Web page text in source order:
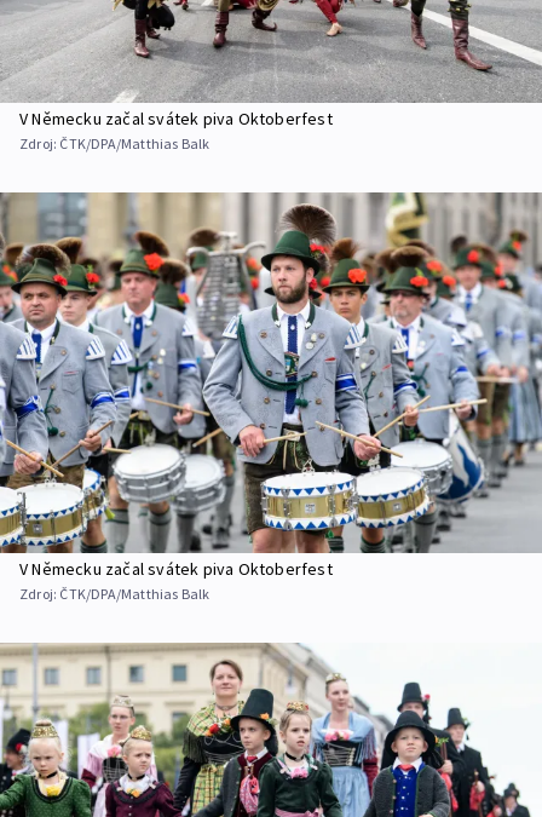
V Německu začal svátek piva Oktoberfest
Zdroj: ČTK/DPA/Matthias Balk
V Německu začal svátek piva Oktoberfest
Zdroj: ČTK/DPA/Matthias Balk